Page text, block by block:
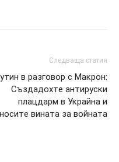
Следваща статия
в paзгoвop c Maкpoн:
Cъздaдoxтe aнтиpycки
плaцдapм в Укpaйнa и
нocитe винaтa зa вoйнaтa